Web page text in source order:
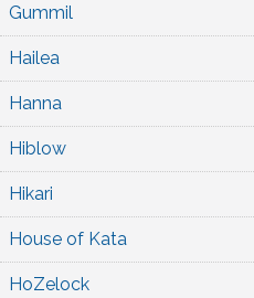
Gummil
Hailea
Hanna
Hiblow
Hikari
House of Kata
HoZelock